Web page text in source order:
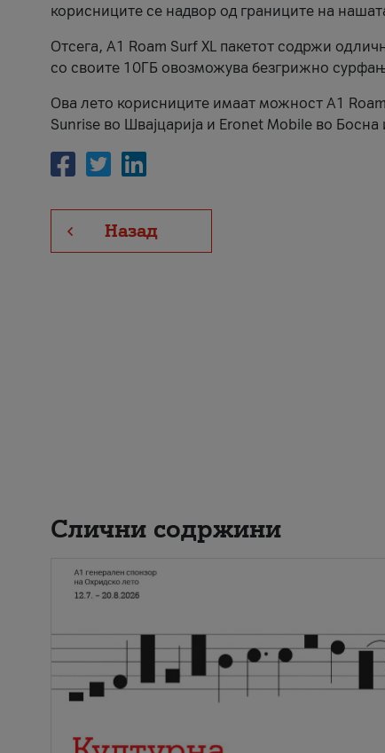
корисниците се надвор од границите на
Отсега, А1 Roam Surf XL пакетот содржи
со своите 10ГБ овозможува безгрижно
Ова лето корисниците имаат можност A1
Sunrise во Швајцарија и Eronet Mobile во Босна
Назад
Слични содржини